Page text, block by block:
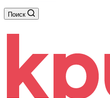
Поиск